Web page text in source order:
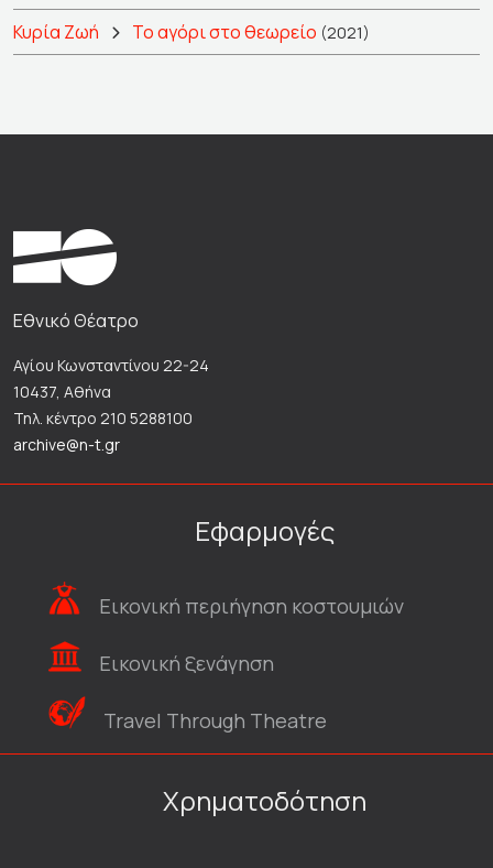
Κυρία Ζωή Το αγόρι στο θεωρείο (2021)
Εθνικό Θέατρο
Αγίου Κωνσταντίνου 22-24
10437, Αθήνα
Τηλ. κέντρο 210 5288100
archive@n-t.gr
Εφαρμογές
Εικονική περιήγηση κοστουμιών
Εικονική ξενάγηση
Travel Through Theatre
Χρηματοδότηση